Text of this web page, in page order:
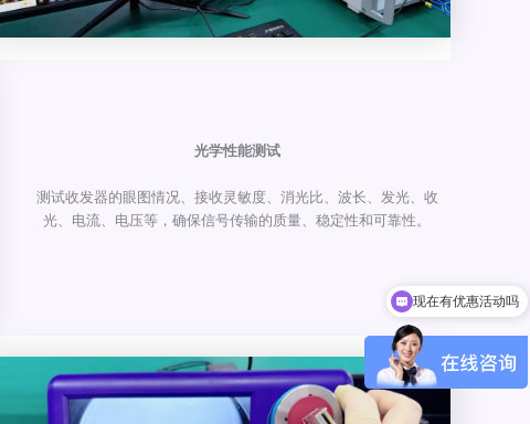
光学性能测试
测试收发器的眼图情况、接收灵敏度、消光比、波长、发光、收
光、电流、电压等，确保信号传输的质量、稳定性和可靠性。
可以介绍下你们的产品么